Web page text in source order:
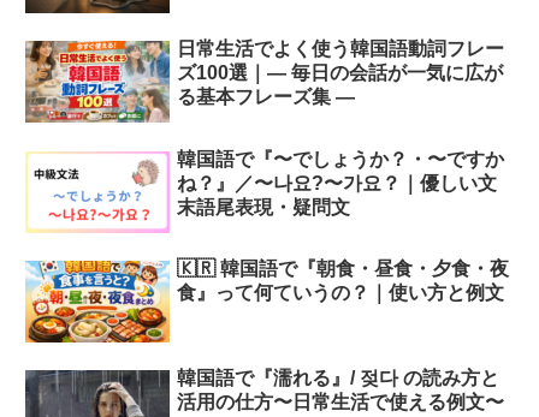
日常生活でよく使う韓国語動詞フレー
ズ100選｜― 毎日の会話が一気に広が
る基本フレーズ集 ―
韓国語で『〜でしょうか？・〜ですか
ね？』／〜나요?〜가요？｜優しい文
末語尾表現・疑問文
🇰🇷 韓国語で『朝食・昼食・夕食・夜
食』って何ていうの？｜使い方と例文
韓国語で『濡れる』/ 젖다 の読み方と
活用の仕方〜日常生活で使える例文〜